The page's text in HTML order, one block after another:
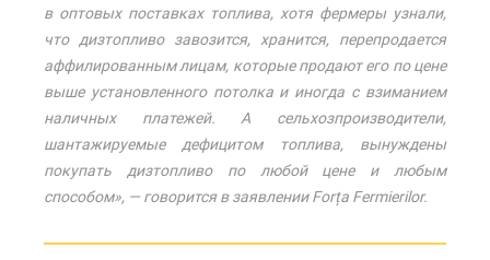
в оптовых поставках топлива, хотя фермеры узнали,
что дизтопливо завозится, хранится, перепродается
аффилированным лицам, которые продают его по цене
выше установленного потолка и иногда с взиманием
наличных платежей. А сельхозпроизводители,
шантажируемые дефицитом топлива, вынуждены
покупать дизтопливо по любой цене и любым
способом», — говорится в заявлении Forța Fermierilor.